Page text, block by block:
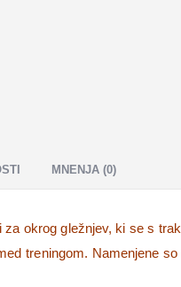
MNENJA (0)
okrog gležnjev, ki se s
treningom. Namenjene